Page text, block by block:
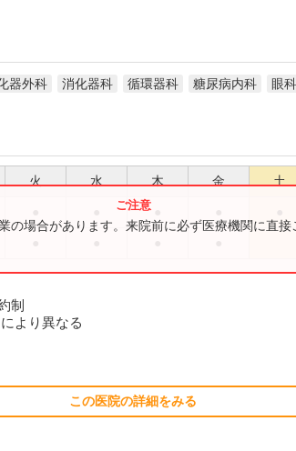
器外科 消化器科 循環器科 糖尿病内科 眼科
火 水 木 金 土
の場合があります。来院前に必ず医療機関に直接
制
より異なる
この医院の詳細をみる